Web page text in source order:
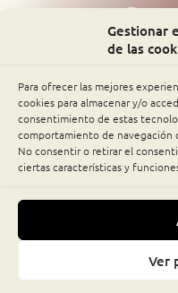
Gestionar
de las
Para ofrecer las mejores
cookies para almacenar y/o
consentimiento de estas
comportamiento de navegación
No consentir o retirar el
ciertas características y
Ver
Comic Rocket
Piperka
MOONSLAYER ©